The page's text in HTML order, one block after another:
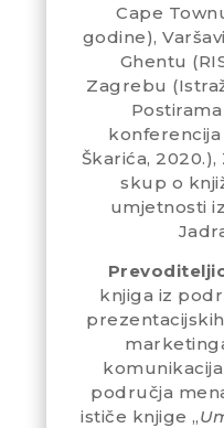
Cape
godine),
Ghentu
Zagrebu
Škarića,
skup o
umjetnosti
knjiga iz
područja
ističe knjige „